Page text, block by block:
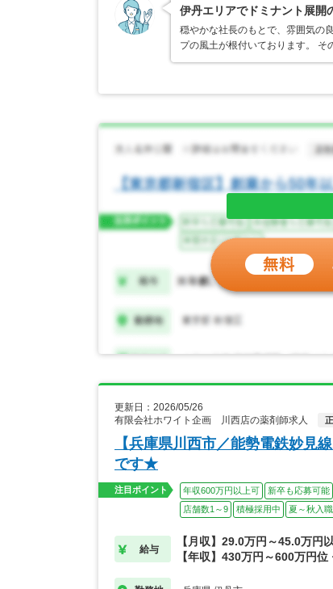
伊丹エリアでドミナント展開
穏やかな社長のもとで、雰囲気の
プの風土が根付いております。
更新日：2026/05/26
有限会社ホワイト企画 川西店の薬剤師求人
【兵庫県川西市／能勢電鉄妙見
です★
注目ポイント 年収600万円以上可 新卒も応募可能
店舗数1～9
積極採用中 夏～秋入
給与
【月収】29.0万円～45.0万円
【年収】430万円～600万円位